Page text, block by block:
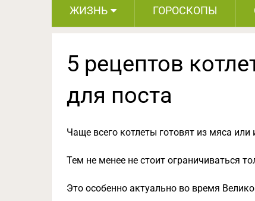
ЖИЗНЬ ГОРОСКОПЫ
5 рецептов
для поста
Чаще всего котлеты готовят из мяса или
Тем не менее не стоит ограничиваться
Это особенно актуально во время